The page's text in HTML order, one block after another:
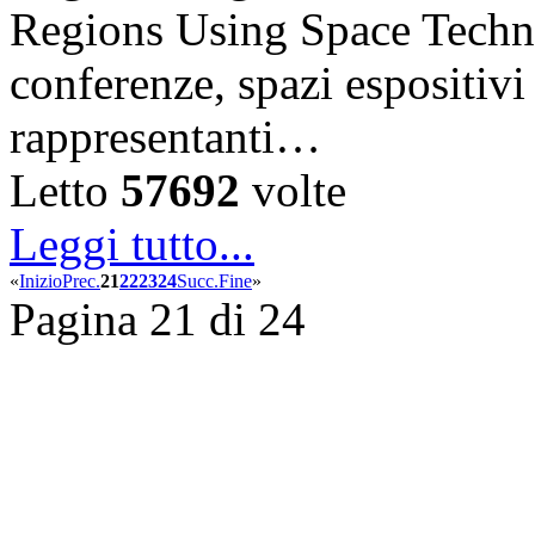
Regions Using Space
conferenze, spazi
rappresentanti…
Letto 57692 volte
Leggi tutto...
«InizioPrec.21222324Succ.Fine»
Pagina 21 di 24